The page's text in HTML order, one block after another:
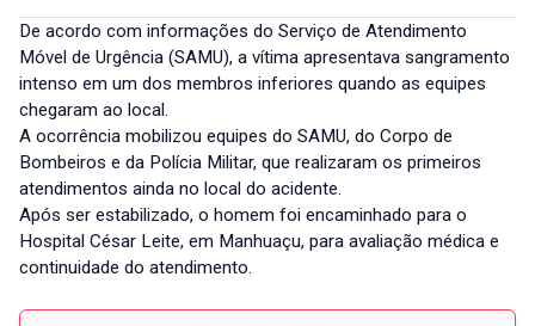
De acordo com informações do Serviço de Atendimento
Móvel de Urgência (SAMU), a vítima apresentava sangramento
intenso em um dos membros inferiores quando as equipes
chegaram ao local.
A ocorrência mobilizou equipes do SAMU, do Corpo de
Bombeiros e da Polícia Militar, que realizaram os primeiros
atendimentos ainda no local do acidente.
Após ser estabilizado, o homem foi encaminhado para o
Hospital César Leite, em Manhuaçu, para avaliação médica e
continuidade do atendimento.